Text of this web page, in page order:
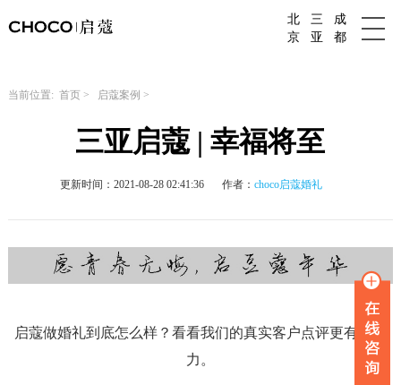
北
京
三
亚
成
都
当前位置: 首页> 启蔻案例 >
三亚启蔻 | 幸福将至
更新时间：2021-08-28 02:41:36 作者：choco启蔻婚礼
启蔻做婚礼到底怎么样？看看我们的真实客户点评更有说服
力。